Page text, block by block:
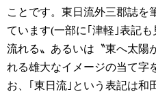
ことです。東日流外三郡誌を
ています(一部に｢津軽｣表記
流れる〟あるいは〝東へ太陽
れる雄大なイメージの当て字
お、｢東日流｣という表記は和